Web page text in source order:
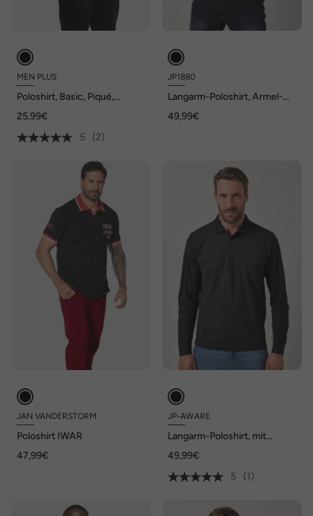
MEN PLUS
Poloshirt, Basic, Piqué,
25,99€
5
(2)
JP1880
Langarm-Poloshirt, Ärmel-
49,99€
JAN VANDERSTORM
Poloshirt IWAR
47,99€
JP-AWARE
Langarm-Poloshirt, mit
zertifiziert, bis 8 XL
49,99€
5
(1)